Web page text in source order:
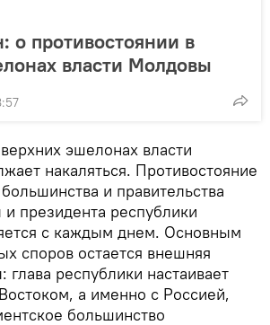
о противостоянии в
власти Молдовы
эшелонах власти
накаляться. Противостояние
и правительства
президента республики
с каждым днем. Основным
споров остается внешняя
глава республики настаивает
а именно с Россией,
большинство